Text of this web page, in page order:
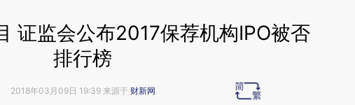
证监会公布2017保荐机构IPO被否
排行榜
2018年03月09日 19:39 来源于 财新网